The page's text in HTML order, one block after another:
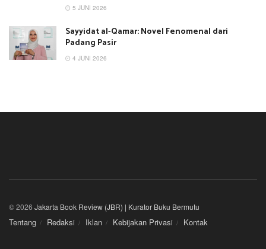
5 JUNI 2026
Sayyidat al-Qamar: Novel Fenomenal dari
Padang Pasir
4 JUNI 2026
© 2026 Jakarta Book Review (JBR) | Kurator Buku Bermutu
Tentang Redaksi Iklan Kebijakan Privasi Kontak